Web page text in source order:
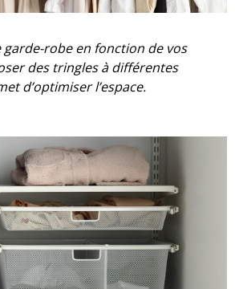
robe en fonction de vos
des tringles à différentes
d’optimiser l’espace.